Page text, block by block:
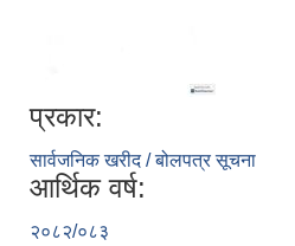
प्रकार:
सार्वजनिक खरीद / बोलपत्र सूचना
आर्थिक वर्ष:
२०८२/०८३